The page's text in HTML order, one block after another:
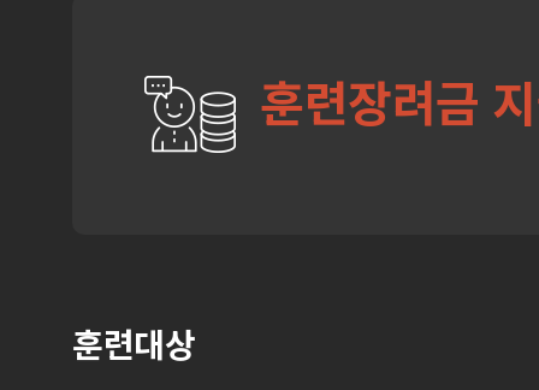
훈련장려금
훈련대상